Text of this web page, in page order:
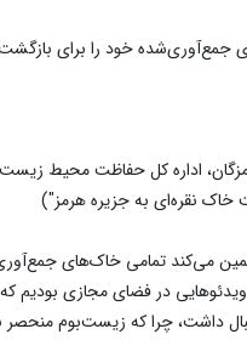
خود را برای
اداره کل حفاظت محیط
نقره‌ای به جزیره هرمز")
می‌کند تمامی خاک‌های
ویدئوهایی در فضای مجازی
داشت، چرا که زیست‌بوم